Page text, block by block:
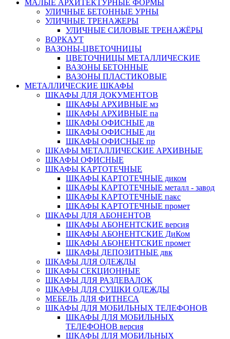
МАЛЫЕ АРХИТЕКТУРНЫЕ ФОРМЫ
УЛИЧНЫЕ БЕТОННЫЕ УРНЫ
УЛИЧНЫЕ ТРЕНАЖЕРЫ
УЛИЧНЫЕ СИЛОВЫЕ ТРЕНАЖЁРЫ
ВОРКАУТ
ВАЗОНЫ-ЦВЕТОЧНИЦЫ
ЦВЕТОЧНИЦЫ МЕТАЛЛИЧЕСКИЕ
ВАЗОНЫ БЕТОННЫЕ
ВАЗОНЫ ПЛАСТИКОВЫЕ
МЕТАЛЛИЧЕСКИЕ ШКАФЫ
ШКАФЫ ДЛЯ ДОКУМЕНТОВ
ШКАФЫ АРХИВНЫЕ мз
ШКАФЫ АРХИВНЫЕ па
ШКАФЫ ОФИСНЫЕ дв
ШКАФЫ ОФИСНЫЕ ди
ШКАФЫ ОФИСНЫЕ пр
ШКАФЫ МЕТАЛЛИЧЕСКИЕ АРХИВНЫЕ
ШКАФЫ ОФИСНЫЕ
ШКАФЫ КАРТОТЕЧНЫЕ
ШКАФЫ КАРТОТЕЧНЫЕ диком
ШКАФЫ КАРТОТЕЧНЫЕ металл - завод
ШКАФЫ КАРТОТЕЧНЫЕ пакс
ШКАФЫ КАРТОТЕЧНЫЕ промет
ШКАФЫ ДЛЯ АБОНЕНТОВ
ШКАФЫ АБОНЕНТСКИЕ версия
ШКАФЫ АБОНЕНТСКИЕ ДиКом
ШКАФЫ АБОНЕНТСКИЕ промет
ШКАФЫ ДЕПОЗИТНЫЕ двк
ШКАФЫ ДЛЯ ОДЕЖДЫ
ШКАФЫ СЕКЦИОННЫЕ
ШКАФЫ ДЛЯ РАЗДЕВАЛОК
ШКАФЫ ДЛЯ СУШКИ ОДЕЖДЫ
МЕБЕЛЬ ДЛЯ ФИТНЕСА
ШКАФЫ ДЛЯ МОБИЛЬНЫХ ТЕЛЕФОНОВ
ШКАФЫ ДЛЯ МОБИЛЬНЫХ
ТЕЛЕФОНОВ версия
ШКАФЫ ДЛЯ МОБИЛЬНЫХ